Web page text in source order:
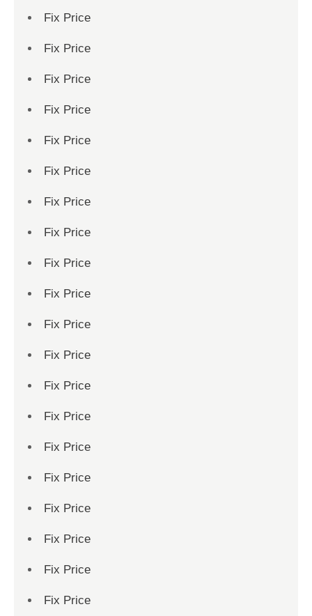
Fix Price
Fix Price
Fix Price
Fix Price
Fix Price
Fix Price
Fix Price
Fix Price
Fix Price
Fix Price
Fix Price
Fix Price
Fix Price
Fix Price
Fix Price
Fix Price
Fix Price
Fix Price
Fix Price
Fix Price